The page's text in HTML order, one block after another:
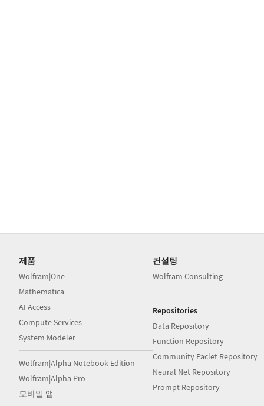
제품
Wolfram|One
Mathematica
AI Access
Compute Services
System Modeler
Wolfram|Alpha Notebook Edition
Wolfram|Alpha Pro
모바일 앱
컨설팅
Wolfram Consulting
Repositories
Data Repository
Function Repository
Community Paclet Repository
Neural Net Repository
Prompt Repository